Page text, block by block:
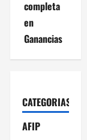
completa
en
Ganancias
CATEGORIAS
AFIP